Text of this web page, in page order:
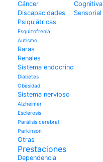
Cáncer
Discapacidades
Psiquiátricas
Esquizofrenia
Autismo
Raras
Renales
Sistema endocrino
Diabetes
Obesidad
Sistema nervioso
Alzheimer
Esclerosis
Parálisis cerebral
Parkinson
Otras
Cognitiva
Sensorial
Prestaciones
Dependencia